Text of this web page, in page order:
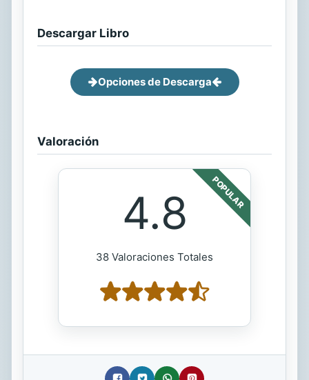
Descargar Libro
Opciones de Descarga
Valoración
POPULAR
4.8
38 Valoraciones Totales